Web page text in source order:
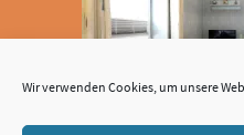
Wir verwenden Cookies, um unsere